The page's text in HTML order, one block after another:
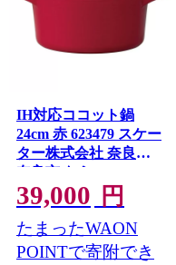
IH対応ココット鍋
24cm 赤 623479 スケー
ター株式会社 奈良県
奈良市 なら 39-002
39,000 円
たまったWAON
POINTで寄附でき